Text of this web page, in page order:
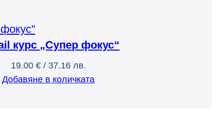
курс „Супер фокус“
19.00 €/ 37.16 лв.
Добавяне в количката